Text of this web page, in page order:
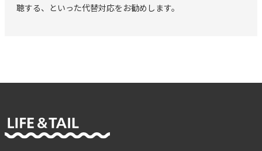
聴する、といった代替対応をお勧めします。